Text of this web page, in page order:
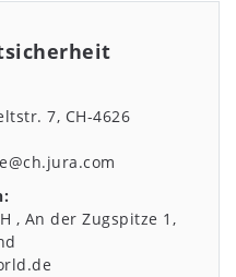
7 CH-4626
An der Zugspitze 1